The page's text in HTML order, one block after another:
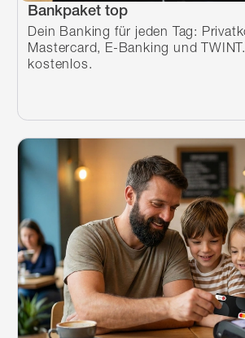
Bankpaket top
Dein Banking für jeden Tag:
Mastercard, E-Banking und
kostenlos.